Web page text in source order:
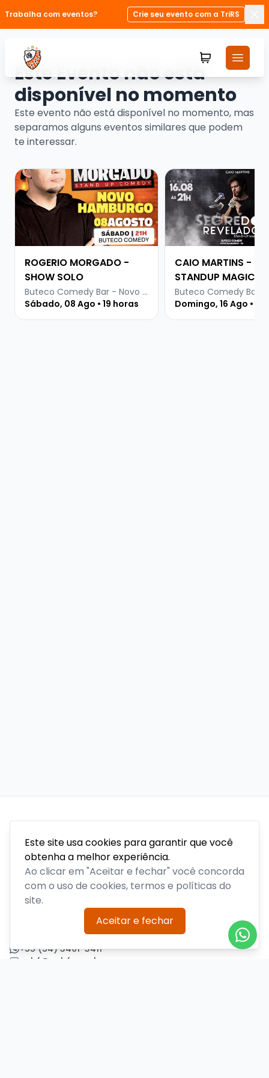
Este site usa cookies para garantir que você
obtenha a melhor experiência.
Ao clicar em "Aceitar e fechar" você concorda
com o uso de cookies, termos e políticas do
site.
Aceitar e fechar
Trabalha com eventos?
Crie seu evento com a TriRS
Este Evento não está
disponível no momento
Este evento não está disponível no momento, mas
separamos alguns eventos similares que podem
te interessar.
Veja mais sobre ROGERIO MORGADO - SHOW SOLO
ROGERIO MORGADO -
SHOW SOLO
Buteco Comedy Bar - Novo Hamburgo
Sábado, 08 Ago • 19 horas
Veja mais sobre CAIO
CAIO MARTINS -
STANDUP MAGIC
Domingo, 16 Ago • 19
Acompanhe todas as notícias sobre o time, venda de
ingressos, serviços aos sócios, serviços aos torcedores e
informações sobre o clube.
Precisa de ajuda?
+55 (54) 3461-3411
acbf@acbf.com.br